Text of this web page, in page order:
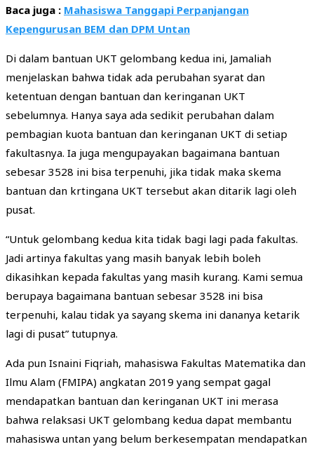
Baca juga : Mahasiswa Tanggapi Perpanjangan
Kepengurusan BEM dan DPM Untan
Di dalam bantuan UKT gelombang kedua ini, Jamaliah
menjelaskan bahwa tidak ada perubahan syarat dan
ketentuan dengan bantuan dan keringanan UKT
sebelumnya. Hanya saya ada sedikit perubahan dalam
pembagian kuota bantuan dan keringanan UKT di setiap
fakultasnya. Ia juga mengupayakan bagaimana bantuan
sebesar 3528 ini bisa terpenuhi, jika tidak maka skema
bantuan dan krtingana UKT tersebut akan ditarik lagi oleh
pusat.
“Untuk gelombang kedua kita tidak bagi lagi pada fakultas.
Jadi artinya fakultas yang masih banyak lebih boleh
dikasihkan kepada fakultas yang masih kurang. Kami semua
berupaya bagaimana bantuan sebesar 3528 ini bisa
terpenuhi, kalau tidak ya sayang skema ini dananya ketarik
lagi di pusat” tutupnya.
Ada pun Isnaini Fiqriah, mahasiswa Fakultas Matematika dan
Ilmu Alam (FMIPA) angkatan 2019 yang sempat gagal
mendapatkan bantuan dan keringanan UKT ini merasa
bahwa relaksasi UKT gelombang kedua dapat membantu
mahasiswa untan yang belum berkesempatan mendapatkan